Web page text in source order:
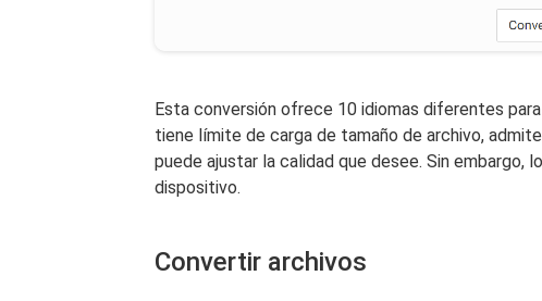
Esta conversión ofrece 10 idiomas diferentes
tiene límite de carga de tamaño de archivo,
puede ajustar la calidad que desee. Sin embargo,
dispositivo.
Convertir archivos